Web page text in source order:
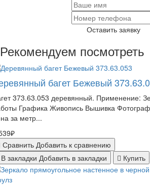
Оставить заявку
Рекомендуем посмотреть
багет Бежевый
373.63.053 деревянный. Применение:
Графика Живопись Вышивка
за метр...
Сравнить Добавить к сравнению
закладки Добавить в закладки Купить